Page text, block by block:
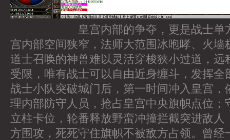
皇宫内部的争夺，更是战士单方
宫内部空间狭窄，法师大范围冰咆哮、火墙
道士召唤的神兽难以灵活穿梭狭小过道，远
受限，唯有战士可以自由近身缠斗，发挥全
战士小队突破城门后，第一时间冲入皇宫，
理内部防守人员，抢占皇宫中央旗帜点位；
立柱卡位，轮番释放野蛮冲撞拦截突进敌人
方围攻，死死守住旗帜不被敌方占领。曾经